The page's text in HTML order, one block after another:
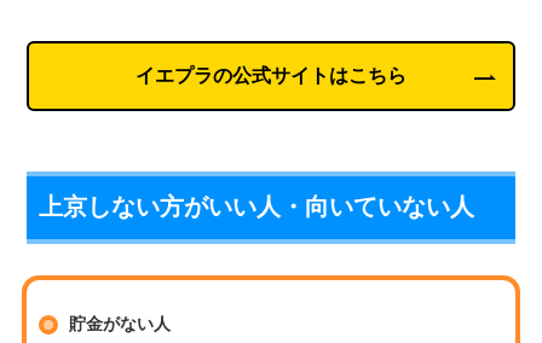
イエプラの公式サイトはこちら
上京しない方がいい人・向いていない人
貯金がない人